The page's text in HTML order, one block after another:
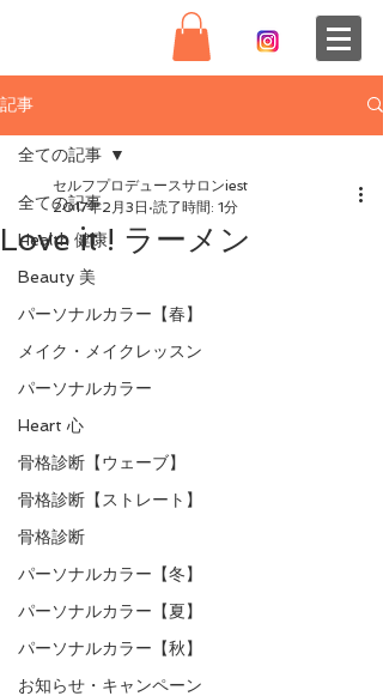
記事
全ての記事
Health 健康
Beauty 美
パーソナルカラー【春】
メイク・メイクレッスン
パーソナルカラー
Heart 心
骨格診断【ウェーブ】
骨格診断【ストレート】
骨格診断
パーソナルカラー【冬】
パーソナルカラー【夏】
パーソナルカラー【秋】
お知らせ・キャンペーン
全ての記事
Love it ! ラーメン
セルフプロデュースサロンiest
2017年2月3日 読了時間: 1分